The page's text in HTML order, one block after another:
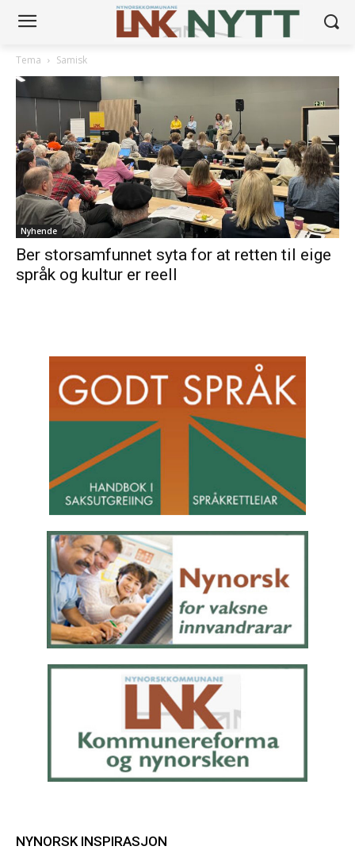
Tema Samisk
Nyhende
Ber storsamfunnet syta for at retten til eige
språk og kultur er reell
NYNORSK INSPIRASJON